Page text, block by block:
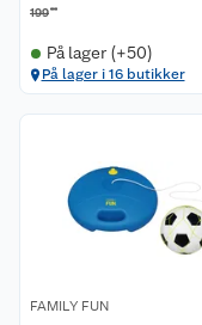
19900
På lager (+50)
På lager i 16 butikker
FAMILY FUN